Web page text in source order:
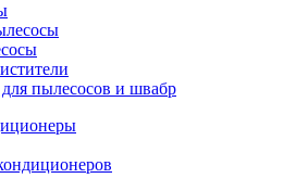
пылесосов и швабр